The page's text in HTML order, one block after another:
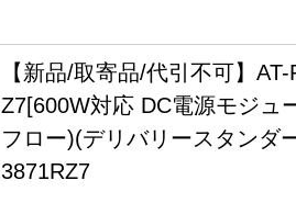
【新品/取寄品/代引不可】
Z7[600W対応 DC電源モジュ
フロー)(デリバリースタンダ
3871RZ7